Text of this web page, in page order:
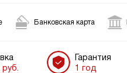
Банковская карта
Гарантия
1 год